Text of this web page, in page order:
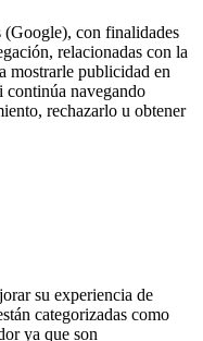
con finalidades
relacionadas con la
mostrarle publicidad en
continúa navegando
rechazarlo u obtener
su experiencia de
categorizadas como
ya que son